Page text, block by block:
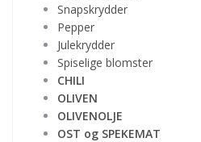
Snapskrydder
Pepper
Julekrydder
Spiselige blomster
CHILI
OLIVEN
OLIVENOLJE
OST og SPEKEMAT